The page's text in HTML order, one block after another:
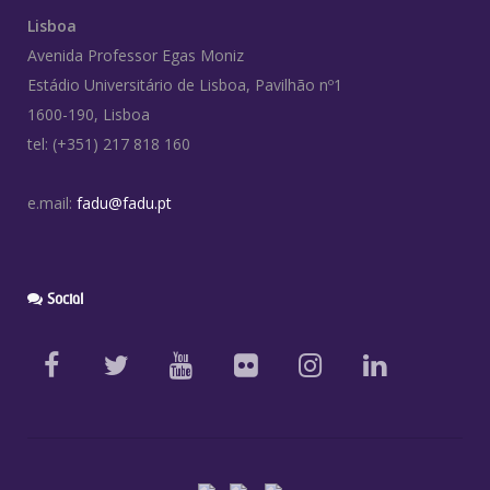
Lisboa
Avenida Professor Egas Moniz
Estádio Universitário de Lisboa, Pavilhão nº1
1600-190, Lisboa
tel: (+351) 217 818 160
e.mail: fadu@fadu.pt
Social